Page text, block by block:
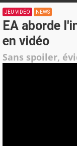
JEU VIDÉO NEWS
EA aborde
en vidéo
Sans spoiler,